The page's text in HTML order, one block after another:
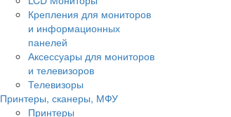
Крепления для мониторов
и информационных
панелей
Аксессуары для мониторов
и телевизоров
Телевизоры
Принтеры, сканеры, МФУ
Принтеры